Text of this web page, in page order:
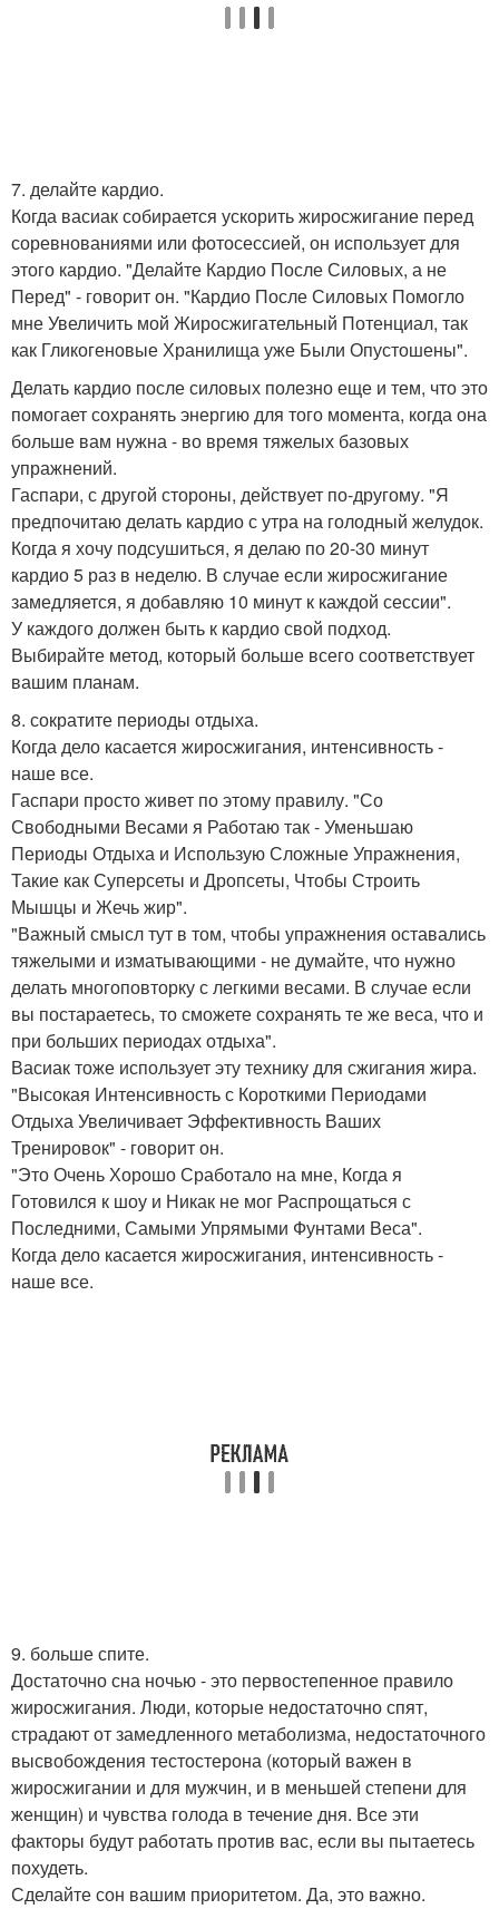
7. делайте кардио.
Когда васиак собирается ускорить жиросжигание перед
соревнованиями или фотосессией, он использует для
этого кардио. "Делайте Кардио После Силовых, а не
Перед" - говорит он. "Кардио После Силовых Помогло
мне Увеличить мой Жиросжигательный Потенциал, так
как Гликогеновые Хранилища уже Были Опустошены".
Делать кардио после силовых полезно еще и тем, что это
помогает сохранять энергию для того момента, когда она
больше вам нужна - во время тяжелых базовых
упражнений.
Гаспари, с другой стороны, действует по-другому. "Я
предпочитаю делать кардио с утра на голодный желудок.
Когда я хочу подсушиться, я делаю по 20-30 минут
кардио 5 раз в неделю. В случае если жиросжигание
замедляется, я добавляю 10 минут к каждой сессии".
У каждого должен быть к кардио свой подход.
Выбирайте метод, который больше всего соответствует
вашим планам.
8. сократите периоды отдыха.
Когда дело касается жиросжигания, интенсивность -
наше все.
Гаспари просто живет по этому правилу. "Со
Свободными Весами я Работаю так - Уменьшаю
Периоды Отдыха и Использую Сложные Упражнения,
Такие как Суперсеты и Дропсеты, Чтобы Строить
Мышцы и Жечь жир".
"Важный смысл тут в том, чтобы упражнения оставались
тяжелыми и изматывающими - не думайте, что нужно
делать многоповторку с легкими весами. В случае если
вы постараетесь, то сможете сохранять те же веса, что и
при больших периодах отдыха".
Васиак тоже использует эту технику для сжигания жира.
"Высокая Интенсивность с Короткими Периодами
Отдыха Увеличивает Эффективность Ваших
Тренировок" - говорит он.
"Это Очень Хорошо Сработало на мне, Когда я
Готовился к шоу и Никак не мог Распрощаться с
Последними, Самыми Упрямыми Фунтами Веса".
Когда дело касается жиросжигания, интенсивность -
наше все.
9. больше спите.
Достаточно сна ночью - это первостепенное правило
жиросжигания. Люди, которые недостаточно спят,
страдают от замедленного метаболизма, недостаточного
высвобождения тестостерона (который важен в
жиросжигании и для мужчин, и в меньшей степени для
женщин) и чувства голода в течение дня. Все эти
факторы будут работать против вас, если вы пытаетесь
похудеть.
Сделайте сон вашим приоритетом. Да, это важно.